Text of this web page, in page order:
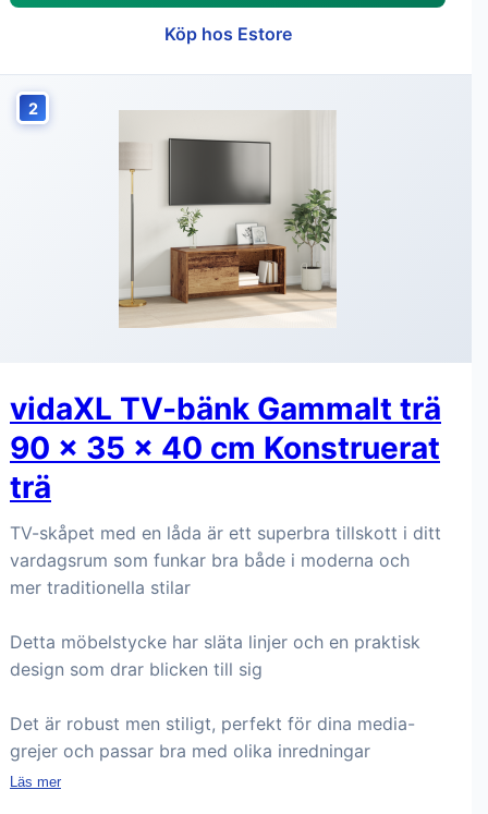
Köp hos Estore
2
vidaXL TV-bänk Gammalt trä
90 x 35 x 40 cm Konstruerat
trä
TV-skåpet med en låda är ett superbra tillskott i ditt
vardagsrum som funkar bra både i moderna och
mer traditionella stilar
Detta möbelstycke har släta linjer och en praktisk
design som drar blicken till sig
Det är robust men stiligt, perfekt för dina media-
grejer och passar bra med olika inredningar
Läs mer